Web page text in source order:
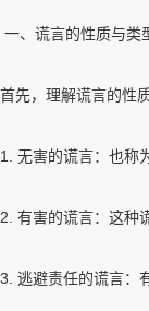
一、谎言的性质与类
首先，理解谎言的性
1. 无害的谎言：也称
2. 有害的谎言：这种
3. 逃避责任的谎言：